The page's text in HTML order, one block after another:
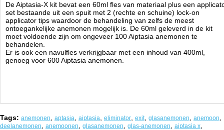
De Aiptasia-X kit bevat een 60ml fles van materiaal plus een
set bestaande uit een spuit met 2 (rechte en schuine) lock-on
applicator tips waardoor de behandeling van zelfs de meest
ontoegankelijke anemonen mogelijk is. De 60ml geleverd in de kit
moet voldoende zijn om ongeveer 100 Aiptasia anemonen te
behandelen.
Er is ook een navulfles verkrijgbaar met een inhoud van 400ml,
genoeg voor 600 Aiptasia anemonen.
Tags: anemonen aptasia aiptasia eliminator exit glasanemonen anemoon
deelanemonen anemoonen glasanemonen glas-anemonen aiptasia x